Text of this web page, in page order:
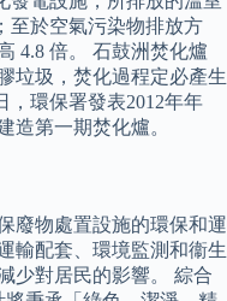
至於空氣污染物排放方
4.8 倍。 石鼓洲焚化爐
垃圾，焚化過程定必產生
，環保署發表2012年年
造第一期焚化爐。
廢物處置設施的環保和運
輸配套、環境監測和衞生
少對居民的影響。 綜合